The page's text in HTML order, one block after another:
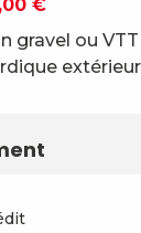
€
gravel ou
extérieur